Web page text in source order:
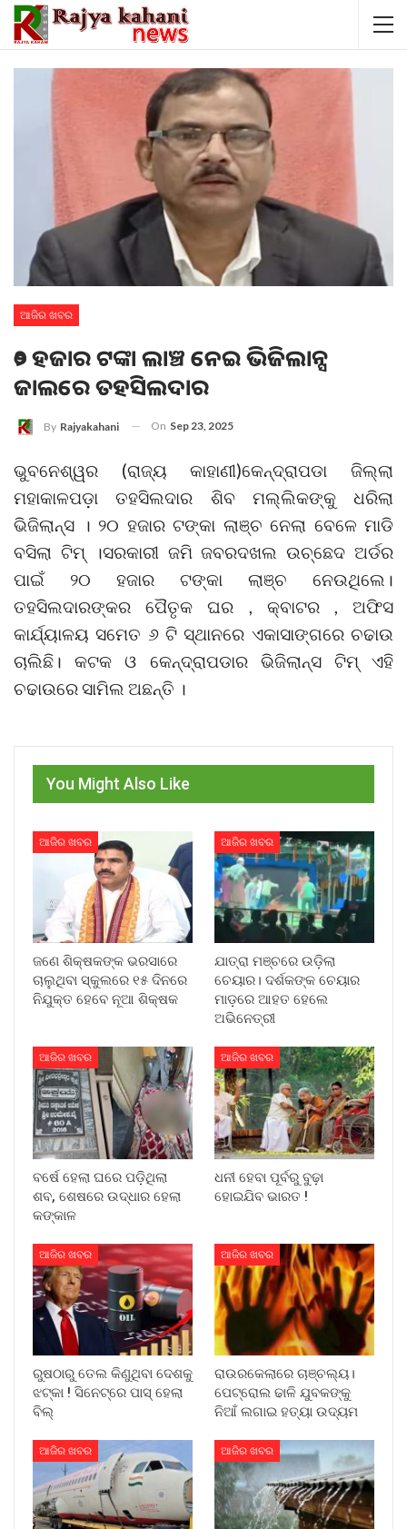
ଆଜିର ଖବର
୨୦ ହଜାର ଟଙ୍କା ଲାଞ୍ଚ ନେଇ ଭିଜିଲାନ୍ସ
ଜାଲରେ ତହସିଲଦାର
By Rajyakahani On Sep 23, 2025
ଭୁବନେଶ୍ୱର (ରାଜ୍ୟ କାହାଣୀ)କେନ୍ଦ୍ରାପଡା ଜିଲ୍ଲା
ମହାକାଳପଡ଼ା ତହସିଲଦାର ଶିବ ମଲ୍ଲିକଙ୍କୁ ଧରିଲା
ଭିଜିଲାନ୍ସ । ୨୦ ହଜାର ଟଙ୍କା ଲାଞ୍ଚ ନେଲା ବେଳେ ମାଡି
ବସିଲା ଟିମ୍ ।ସରକାରୀ ଜମି ଜବରଦଖଲ ଉଚ୍ଛେଦ ଅର୍ଡର
ପାଇଁ ୨୦ ହଜାର ଟଙ୍କା ଲାଞ୍ଚ ନେଉଥିଲେ।
ତହସିଲଦାରଙ୍କର ପୈତୃକ ଘର , କ୍ବାଟର , ଅଫିସ
କାର୍ଯ୍ୟାଳୟ ସମେତ ୬ ଟି ସ୍ଥାନରେ ଏକାସାଙ୍ଗରେ ଚଢାଉ
ଚାଲିଛି। କଟକ ଓ କେନ୍ଦ୍ରାପଡାର ଭିଜିଲାନ୍ସ ଟିମ୍ ଏହି
ଚଢାଉରେ ସାମିଲ ଅଛନ୍ତି ।
You Might Also Like
ଆଜିର ଖବର
ଜଣେ ଶିକ୍ଷକଙ୍କ ଭରସାରେ
ଚାଲୁଥିବା ସ୍କୁଲରେ ୧୫ ଦିନରେ
ନିଯୁକ୍ତ ହେବେ ନୂଆ ଶିକ୍ଷକ
ଆଜିର ଖବର
ଯାତ୍ରା ମଞ୍ଚରେ ଉଡ଼ିଲା
ଚେୟାର। ଦର୍ଶକଙ୍କ ଚେୟାର
ମାଡ଼ରେ ଆହତ ହେଲେ
ଅଭିନେତ୍ରୀ
ଆଜିର ଖବର
ବର୍ଷେ ହେଲା ଘରେ ପଡ଼ିଥିଲା
ଶବ, ଶେଷରେ ଉଦ୍ଧାର ହେଲା
କଙ୍କାଳ
ଆଜିର ଖବର
ଧନୀ ହେବା ପୂର୍ବରୁ ବୁଢ଼ା
ହୋଇଯିବ ଭାରତ !
ଆଜିର ଖବର
ରୁଷଠାରୁ ତେଲ କିଣୁଥିବା ଦେଶକୁ
ଝଟ୍‌କା ! ସିନେଟ୍‌ରେ ପାସ୍ ହେଲା
ବିଲ୍
ଆଜିର ଖବର
ରାଉରକେଲାରେ ଚାଞ୍ଚଲ୍ୟ।
ପେଟ୍ରୋଲ ଢାଳି ଯୁବକଙ୍କୁ
ନିଆଁ ଲଗାଇ ହତ୍ୟା ଉଦ୍ୟମ
ଆଜିର ଖବର ଆଜିର ଖବର